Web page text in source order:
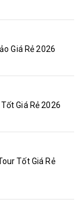
Giá Rẻ 2026
Giá Rẻ 2026
Tốt Giá Rẻ